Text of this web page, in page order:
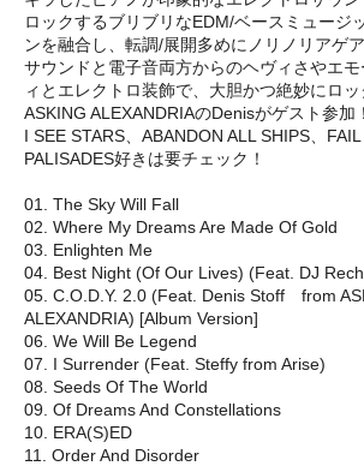
ロックするブリブリなEDM/ベースミュージ
ンを融合し、転調/展開多めにノリノリアゲ
サウンドと電子音両方からのヘヴィさやエ
ィとエレクトロ装飾で、大胆かつ絶妙にロッ
ASKING ALEXANDRIAのDenisがゲスト参加！
I SEE STARS、ABANDON ALL SHIPS、FAIL
PALISADES好きは要チェック！
01. The Sky Will Fall
02. Where My Dreams Are Made Of Gold
03. Enlighten Me
04. Best Night (Of Our Lives) (Feat. DJ
05. C.O.D.Y. 2.0 (Feat. Denis Stoff from
ALEXANDRIA) [Album Version]
06. We Will Be Legend
07. I Surrender (Feat. Steffy from Arise)
08. Seeds Of The World
09. Of Dreams And Constellations
10. ERA(S)ED
11. Order And Disorder